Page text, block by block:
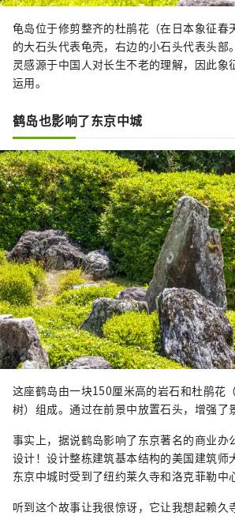
龟岛位于修剪整齐的杜鹃花（在日本象征春
的大石头代表龟壳，右边的小石头代表头部
灵感源于中国人对长生不老的理解，因此象
运用。
鹤岛也影响了东京中城
这座鹤岛由一块150厘米高的岩石和杜鹃花
树）组成。通过在前景中放置石头，增强了
事实上，据说鹤岛影响了东京著名的商业办
设计！设计整栋建筑基本结构的美国建筑
东京中城时受到了纽约莱久寺和洛克菲勒中
听到这个故事让我很惊讶，它让我想起赖久